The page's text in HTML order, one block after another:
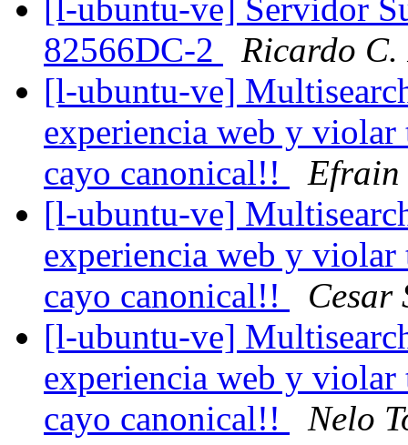
[l-ubuntu-ve] Servidor
82566DC-2
Ricardo C.
[l-ubuntu-ve]
experiencia web y
cayo canonical!!
Efrain
[l-ubuntu-ve]
experiencia web y
cayo canonical!!
Cesar
[l-ubuntu-ve]
experiencia web y
cayo canonical!!
Nelo